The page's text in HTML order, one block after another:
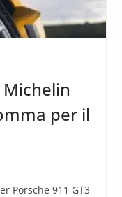
Michelin
per il
Porsche 911 GT3